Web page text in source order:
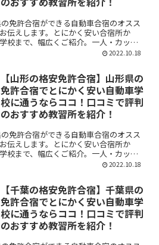
の免許合宿ができる自動車合宿のオスス
伝えします。とにかく安い合宿所か
校まで、幅広くご紹介。一人・カップ
ンに分けてお伝えしています。ぜひ参
2022.10.18
【山形の格安免許合宿】山形県の
免許合宿でとにかく安い自動車学
校に通うならココ！口コミで評判
のおすすめ教習所を紹介！
の免許合宿ができる自動車合宿のオスス
伝えします。とにかく安い合宿所か
校まで、幅広くご紹介。一人・カップ
ンに分けてお伝えしています。ぜひ参
2022.10.18
【千葉の格安免許合宿】千葉県の
免許合宿でとにかく安い自動車学
校に通うならココ！口コミで評判
のおすすめ教習所を紹介！